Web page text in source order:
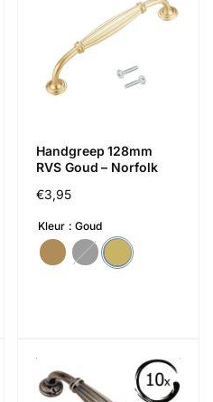
Handgreep 128mm
RVS Goud – Norfolk
Normale
€3,95
Kleur Goud